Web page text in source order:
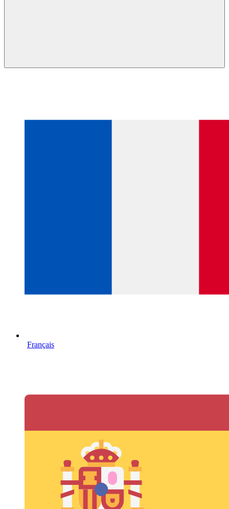
Français